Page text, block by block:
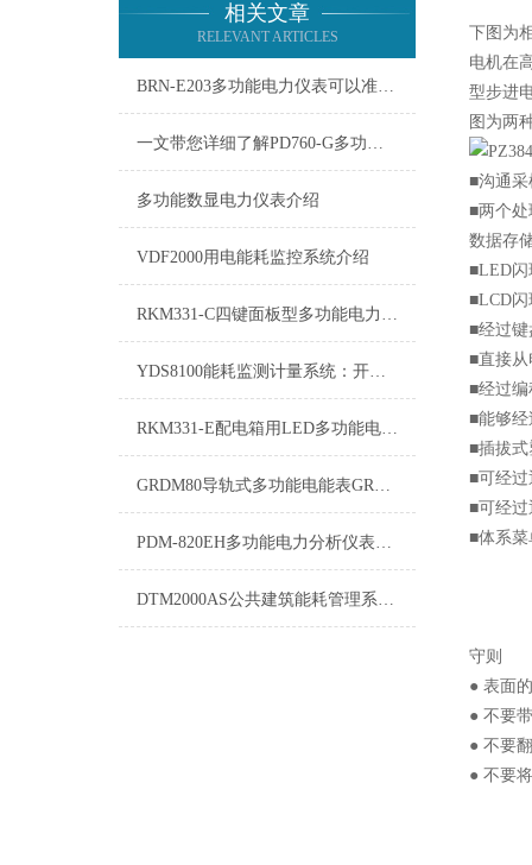
相关文章
RELEVANT ARTICLES
BRN-E203多功能电力仪表可以准确测量电力参数
一文带您详细了解PD760-G多功能数显表
多功能数显电力仪表介绍
VDF2000用电能耗监控系统介绍
RKM331-C四键面板型多功能电力分析仪表
YDS8100能耗监测计量系统：开启能源管理新时代
RKM331-E配电箱用LED多功能电力仪表
GRDM80导轨式多功能电能表GRDM80产品选型
PDM-820EH多功能电力分析仪表尺寸图例
DTM2000AS公共建筑能耗管理系统DTM2000AS操作使用
下图为
电机在
型步进
图为两
■沟通
■两个
数据存
■LED闪
■LCD
■经过
■直接
■经过编
■能够经
■插拔
■可经过
■可经过
■体系
守则
● 表面
● 不要
● 不要
● 不要